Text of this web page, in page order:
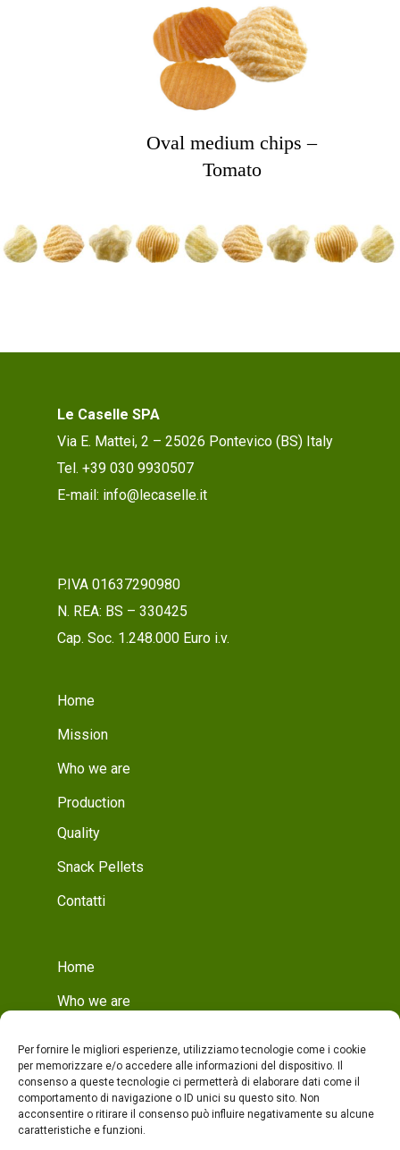
Per fornire le migliori esperienze, utilizziamo tecnologie come i cookie
per memorizzare e/o accedere alle informazioni del dispositivo. Il
consenso a queste tecnologie ci permetterà di elaborare dati come il
comportamento di navigazione o ID unici su questo sito. Non
acconsentire o ritirare il consenso può influire negativamente su alcune
caratteristiche e funzioni.
Oval medium chips –
Tomato
Le Caselle SPA
Via E. Mattei, 2 – 25026 Pontevico (BS) Italy
Tel. +39 030 9930507
E-mail: info@lecaselle.it
P.IVA 01637290980
N. REA: BS – 330425
Cap. Soc. 1.248.000 Euro i.v.
Home
Mission
Who we are
Production
Quality
Snack Pellets
Contatti
Home
Who we are
Who we are
Production
Production